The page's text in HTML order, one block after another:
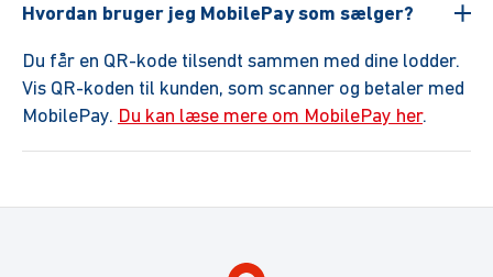
Hvordan bruger jeg MobilePay som sælger?
Du får en QR-kode tilsendt sammen med dine lodder.
Vis QR-koden til kunden, som scanner og betaler med
MobilePay. Du kan læse mere om MobilePay her.